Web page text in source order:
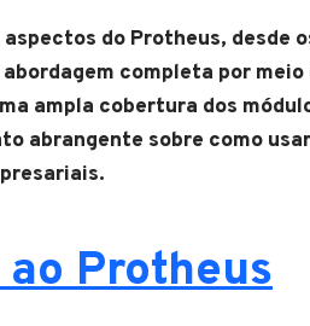
do Protheus, desde
completa por
ampla cobertura dos
abrangente sobre como
Protheus